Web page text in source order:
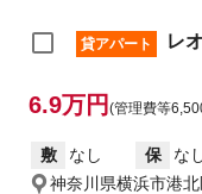
貸アパート レ
6.9万円 (管理費等
敷 なし 保 な
神奈川県横浜市港